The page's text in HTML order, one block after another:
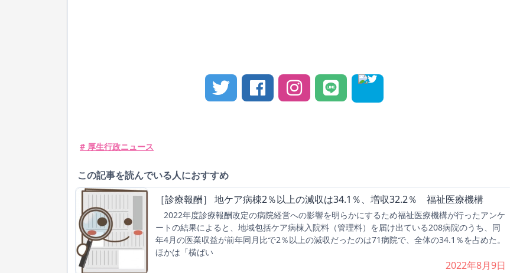
# 厚生行政ニュース
この記事を読んでいる人におすすめ
［診療報酬］ 地ケア病棟2％以上の減収は34.1％、増収32.2％ 福祉医療機構
2022年度診療報酬改定の病院経営への影響を明らかにするため福祉医療機構が行ったアンケ
ートの結果によると、地域包括ケア病棟入院料（管理料）を届け出ている208病院のうち、同
年4月の医業収益が前年同月比で2％以上の減収だったのは71病院で、全体の34.1％を占めた。
ほかは「横ばい
2022年8月9日